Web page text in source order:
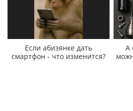
Если абизянке дать
смартфон - что изменится?
А